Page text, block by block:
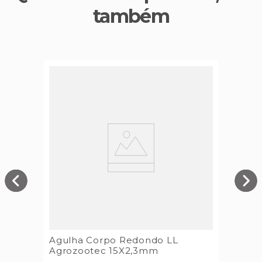
também
Agulha Corpo Redondo LL
Agrozootec 15X2,3mm